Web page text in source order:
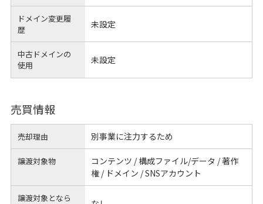
ドメイン変更履
歴
未設定
中古ドメインの
使用
未設定
売買情報
売却理由 別事業に注力するため
譲渡対象物
コンテンツ / 構成ファイル/データ / 著作
権 / ドメイン / SNSアカウント
譲渡対象となら